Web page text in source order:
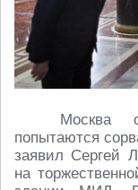
Москва
попытаются
заявил Сергей
на